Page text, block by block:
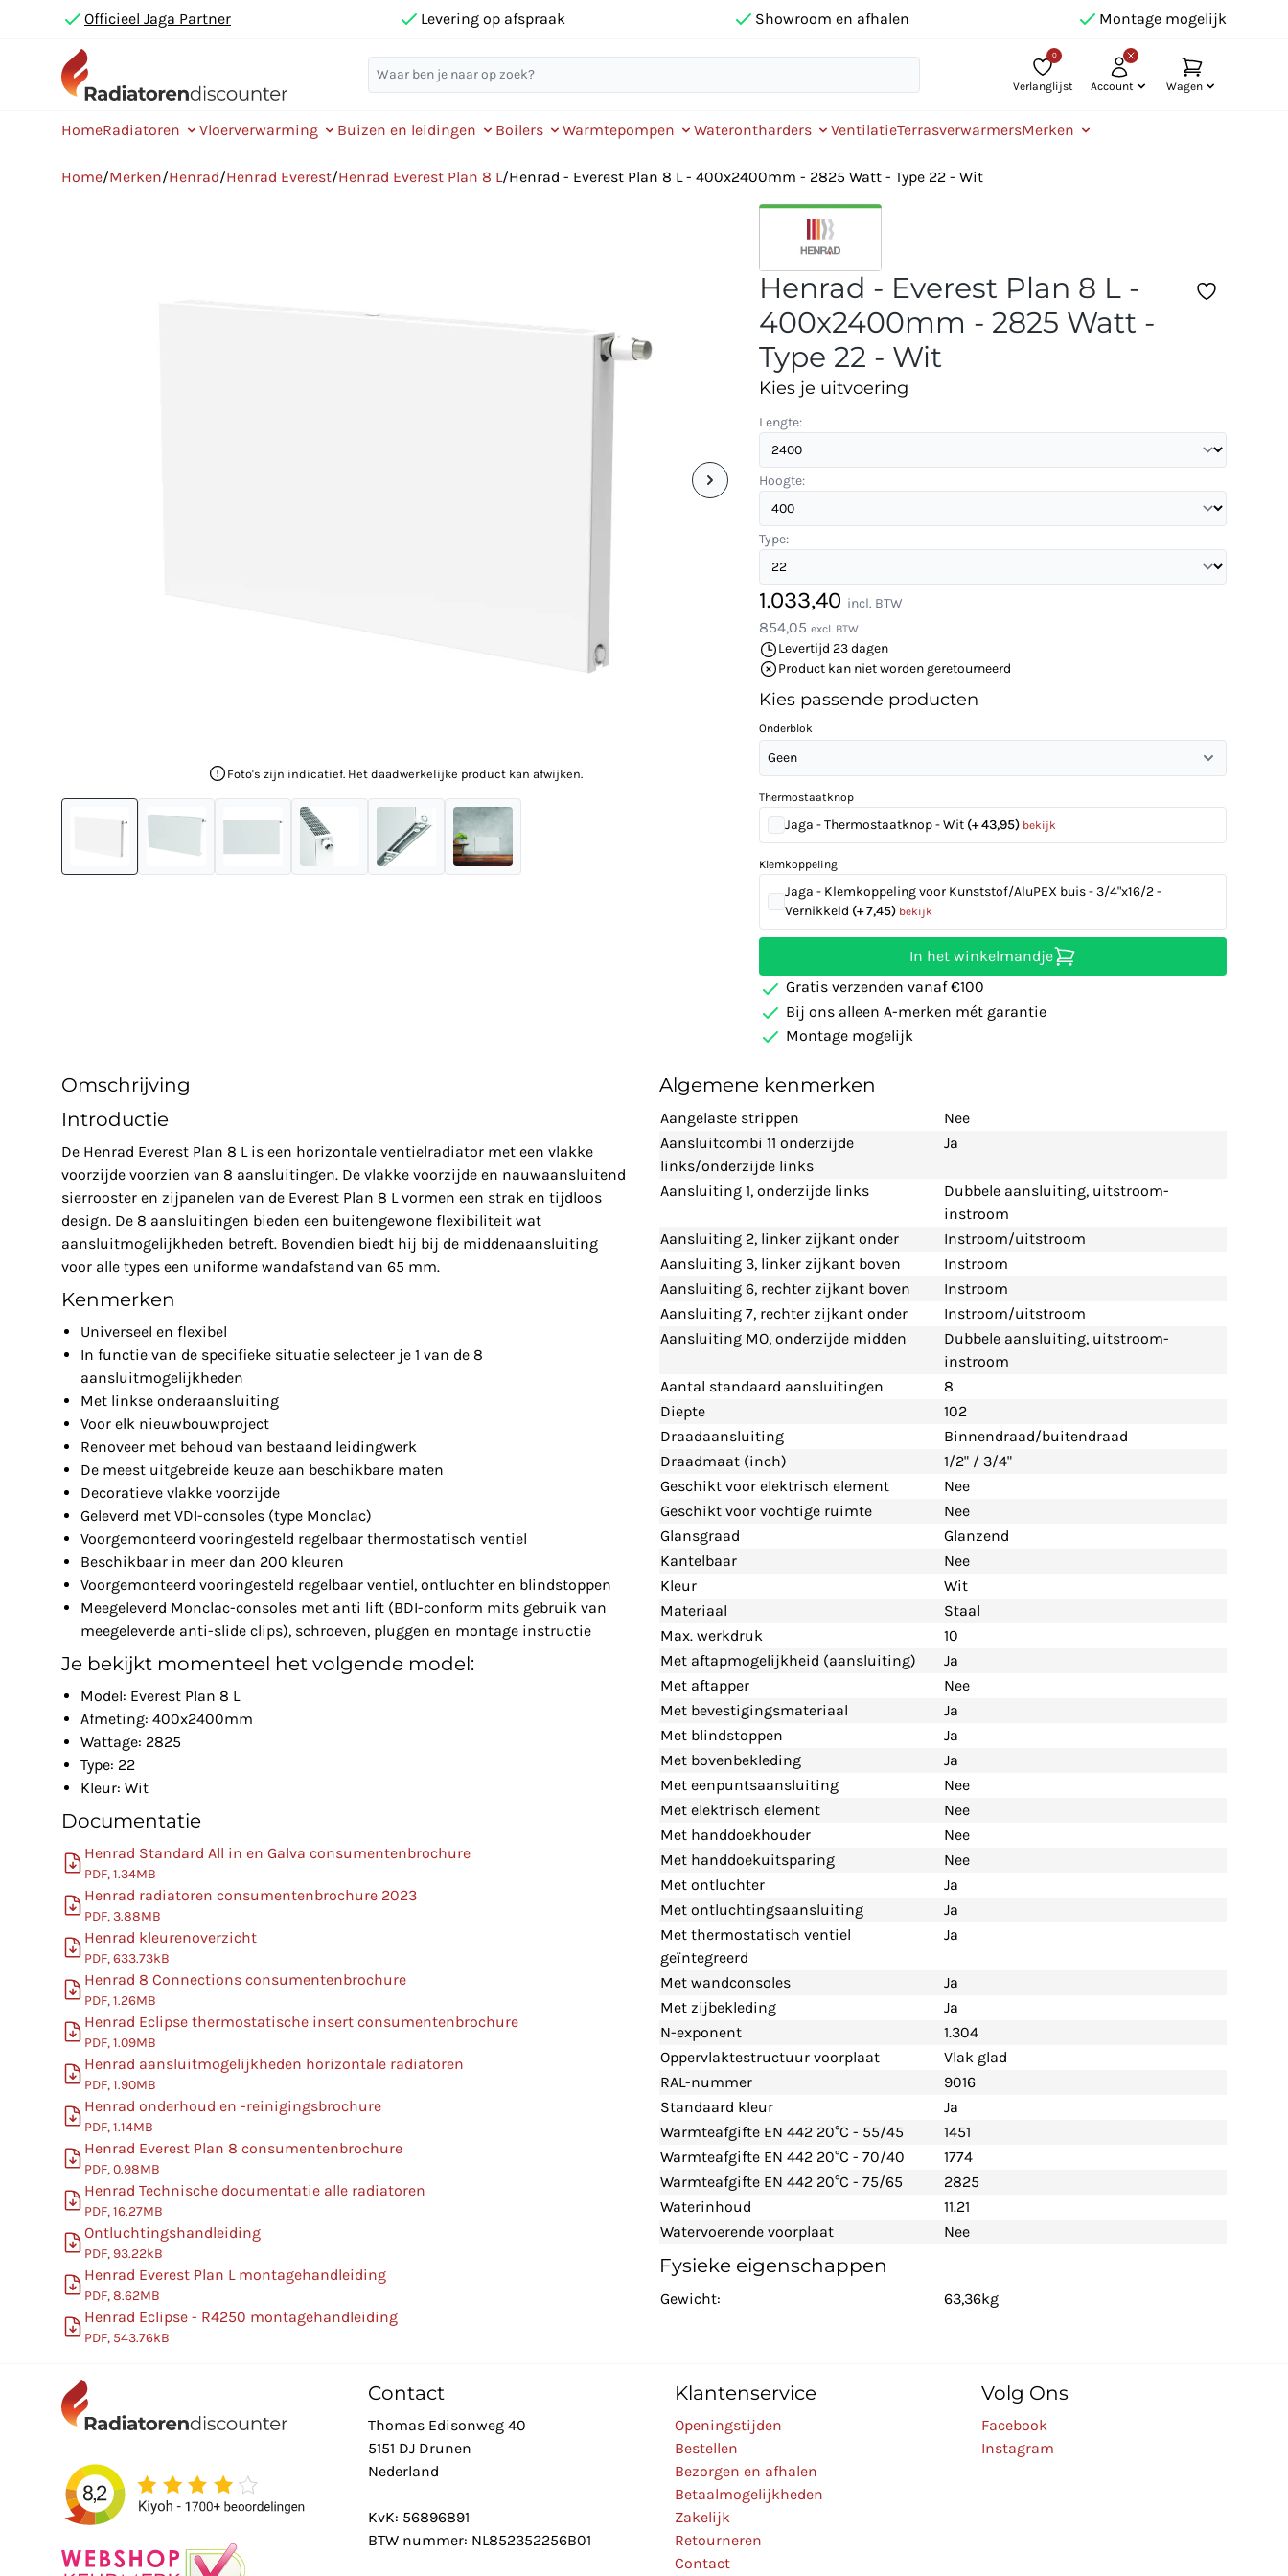
Officieel Jaga Partner Levering op afspraak Showroom en afhalen Montage mogelijk
0
Verlanglijst Account Wagen
HomeRadiatoren Vloerverwarming Buizen en leidingen Boilers Warmtepompen Waterontharders VentilatieTerrasverwarmersMerken
Home/Merken/Henrad/Henrad Everest/Henrad Everest Plan 8 L/Henrad - Everest Plan 8 L - 400x2400mm - 2825 Watt - Type 22 - Wit
Foto's zijn indicatief. Het daadwerkelijke product kan afwijken.
Henrad - Everest Plan 8 L -
400x2400mm - 2825 Watt -
Type 22 - Wit
Kies je uitvoering
Lengte:
Hoogte:
Type:
1.033,40 incl. BTW
854,05 excl. BTW
Levertijd 23 dagen
Product kan niet worden geretourneerd
Kies passende producten
Onderblok
Geen
Thermostaatknop
Jaga - Thermostaatknop - Wit (+ 43,95) bekijk
Klemkoppeling
Jaga - Klemkoppeling voor Kunststof/AluPEX buis - 3/4"x16/2 -
Vernikkeld (+ 7,45) bekijk
In het winkelmandje
Gratis verzenden vanaf €100
Bij ons alleen A-merken mét garantie
Montage mogelijk
Omschrijving
Introductie
De Henrad Everest Plan 8 L is een horizontale ventielradiator met een vlakke
voorzijde voorzien van 8 aansluitingen. De vlakke voorzijde en nauwaansluitend
sierrooster en zijpanelen van de Everest Plan 8 L vormen een strak en tijdloos
design. De 8 aansluitingen bieden een buitengewone flexibiliteit wat
aansluitmogelijkheden betreft. Bovendien biedt hij bij de middenaansluiting
voor alle types een uniforme wandafstand van 65 mm.
Kenmerken
Universeel en flexibel
In functie van de specifieke situatie selecteer je 1 van de 8
aansluitmogelijkheden
Met linkse onderaansluiting
Voor elk nieuwbouwproject
Renoveer met behoud van bestaand leidingwerk
De meest uitgebreide keuze aan beschikbare maten
Decoratieve vlakke voorzijde
Geleverd met VDI-consoles (type Monclac)
Voorgemonteerd vooringesteld regelbaar thermostatisch ventiel
Beschikbaar in meer dan 200 kleuren
Voorgemonteerd vooringesteld regelbaar ventiel, ontluchter en blindstoppen
Meegeleverd Monclac-consoles met anti lift (BDI-conform mits gebruik van
meegeleverde anti-slide clips), schroeven, pluggen en montage instructie
Je bekijkt momenteel het volgende model:
Model: Everest Plan 8 L
Afmeting: 400x2400mm
Wattage: 2825
Type: 22
Kleur: Wit
Documentatie
Henrad Standard All in en Galva consumentenbrochure
PDF, 1.34MB
Henrad radiatoren consumentenbrochure 2023
PDF, 3.88MB
Henrad kleurenoverzicht
PDF, 633.73kB
Henrad 8 Connections consumentenbrochure
PDF, 1.26MB
Henrad Eclipse thermostatische insert consumentenbrochure
PDF, 1.09MB
Henrad aansluitmogelijkheden horizontale radiatoren
PDF, 1.90MB
Henrad onderhoud en -reinigingsbrochure
PDF, 1.14MB
Henrad Everest Plan 8 consumentenbrochure
PDF, 0.98MB
Henrad Technische documentatie alle radiatoren
PDF, 16.27MB
Ontluchtingshandleiding
PDF, 93.22kB
Henrad Everest Plan L montagehandleiding
PDF, 8.62MB
Henrad Eclipse - R4250 montagehandleiding
PDF, 543.76kB
Algemene kenmerken
Aangelaste strippen
Nee
Aansluitcombi 11 onderzijde
links/onderzijde links
Ja
Aansluiting 1, onderzijde links
Dubbele aansluiting, uitstroom-
instroom
Aansluiting 2, linker zijkant onder
Instroom/uitstroom
Aansluiting 3, linker zijkant boven
Instroom
Aansluiting 6, rechter zijkant boven
Instroom
Aansluiting 7, rechter zijkant onder
Instroom/uitstroom
Aansluiting MO, onderzijde midden
Dubbele aansluiting, uitstroom-
instroom
Aantal standaard aansluitingen
8
Diepte
102
Draadaansluiting
Binnendraad/buitendraad
Draadmaat (inch)
1/2" / 3/4"
Geschikt voor elektrisch element
Nee
Geschikt voor vochtige ruimte
Nee
Glansgraad
Glanzend
Kantelbaar
Nee
Kleur
Wit
Materiaal
Staal
Max. werkdruk
10
Met aftapmogelijkheid (aansluiting)
Ja
Met aftapper
Nee
Met bevestigingsmateriaal
Ja
Met blindstoppen
Ja
Met bovenbekleding
Ja
Met eenpuntsaansluiting
Nee
Met elektrisch element
Nee
Met handdoekhouder
Nee
Met handdoekuitsparing
Nee
Met ontluchter
Ja
Met ontluchtingsaansluiting
Ja
Met thermostatisch ventiel
geïntegreerd
Ja
Met wandconsoles
Ja
Met zijbekleding
Ja
N-exponent
1.304
Oppervlaktestructuur voorplaat
Vlak glad
RAL-nummer
9016
Standaard kleur
Ja
Warmteafgifte EN 442 20°C - 55/45
1451
Warmteafgifte EN 442 20°C - 70/40
1774
Warmteafgifte EN 442 20°C - 75/65
2825
Waterinhoud
11.21
Watervoerende voorplaat
Nee
Fysieke eigenschappen
Gewicht: 63,36kg
Contact
Thomas Edisonweg 40
5151 DJ Drunen
Nederland
KvK: 56896891
BTW nummer: NL852352256B01
Klantenservice
Openingstijden
Bestellen
Bezorgen en afhalen
Betaalmogelijkheden
Zakelijk
Retourneren
Contact
Volg Ons
Facebook
Instagram